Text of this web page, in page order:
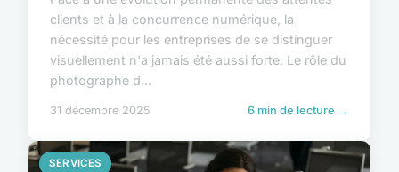
clients et à la concurrence numérique, la
nécessité pour les entreprises de se distinguer
visuellement n'a jamais été aussi forte. Le rôle du
photographe d...
31 décembre 2025 6 min de lecture →
SERVICES